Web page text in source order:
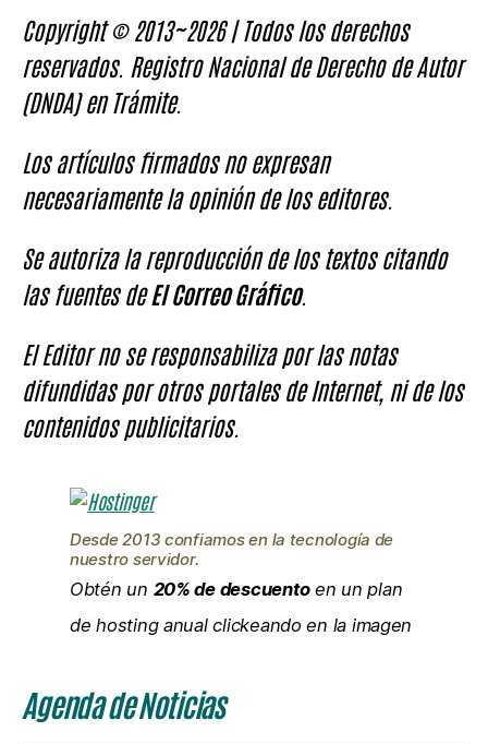
Copyright © 2013~2026 | Todos los derechos
reservados. Registro Nacional de Derecho de Autor
(DNDA) en Trámite.
Los artículos firmados no expresan
necesariamente la opinión de los editores.
Se autoriza la reproducción de los textos citando
las fuentes deEl Correo Gráfico.
El Editor no se responsabiliza por las notas
difundidas por otros portales de Internet, ni de los
contenidos publicitarios.
Desde 2013 confiamos en la tecnología de
nuestro servidor.
Obtén un 20% de descuentoen un plan
de hosting anual clickeando en la imagen
Agenda de Noticias